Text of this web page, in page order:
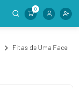
0
Fitas de Uma Face